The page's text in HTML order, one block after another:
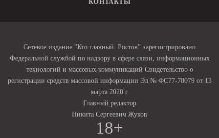
КОНТАКТЫ
Сетевое издание "Кто главный. Ростов" зарегистрировано
Федеральной службой по надзору в сфере связи, информационных
технологий и массовых коммуникаций Свидетельство о
регистрации средств массовой информации Эл № ФС77-78079 от 13
марта 2020 г
Главный редактор
Никита Сергеевич Жуков
18+